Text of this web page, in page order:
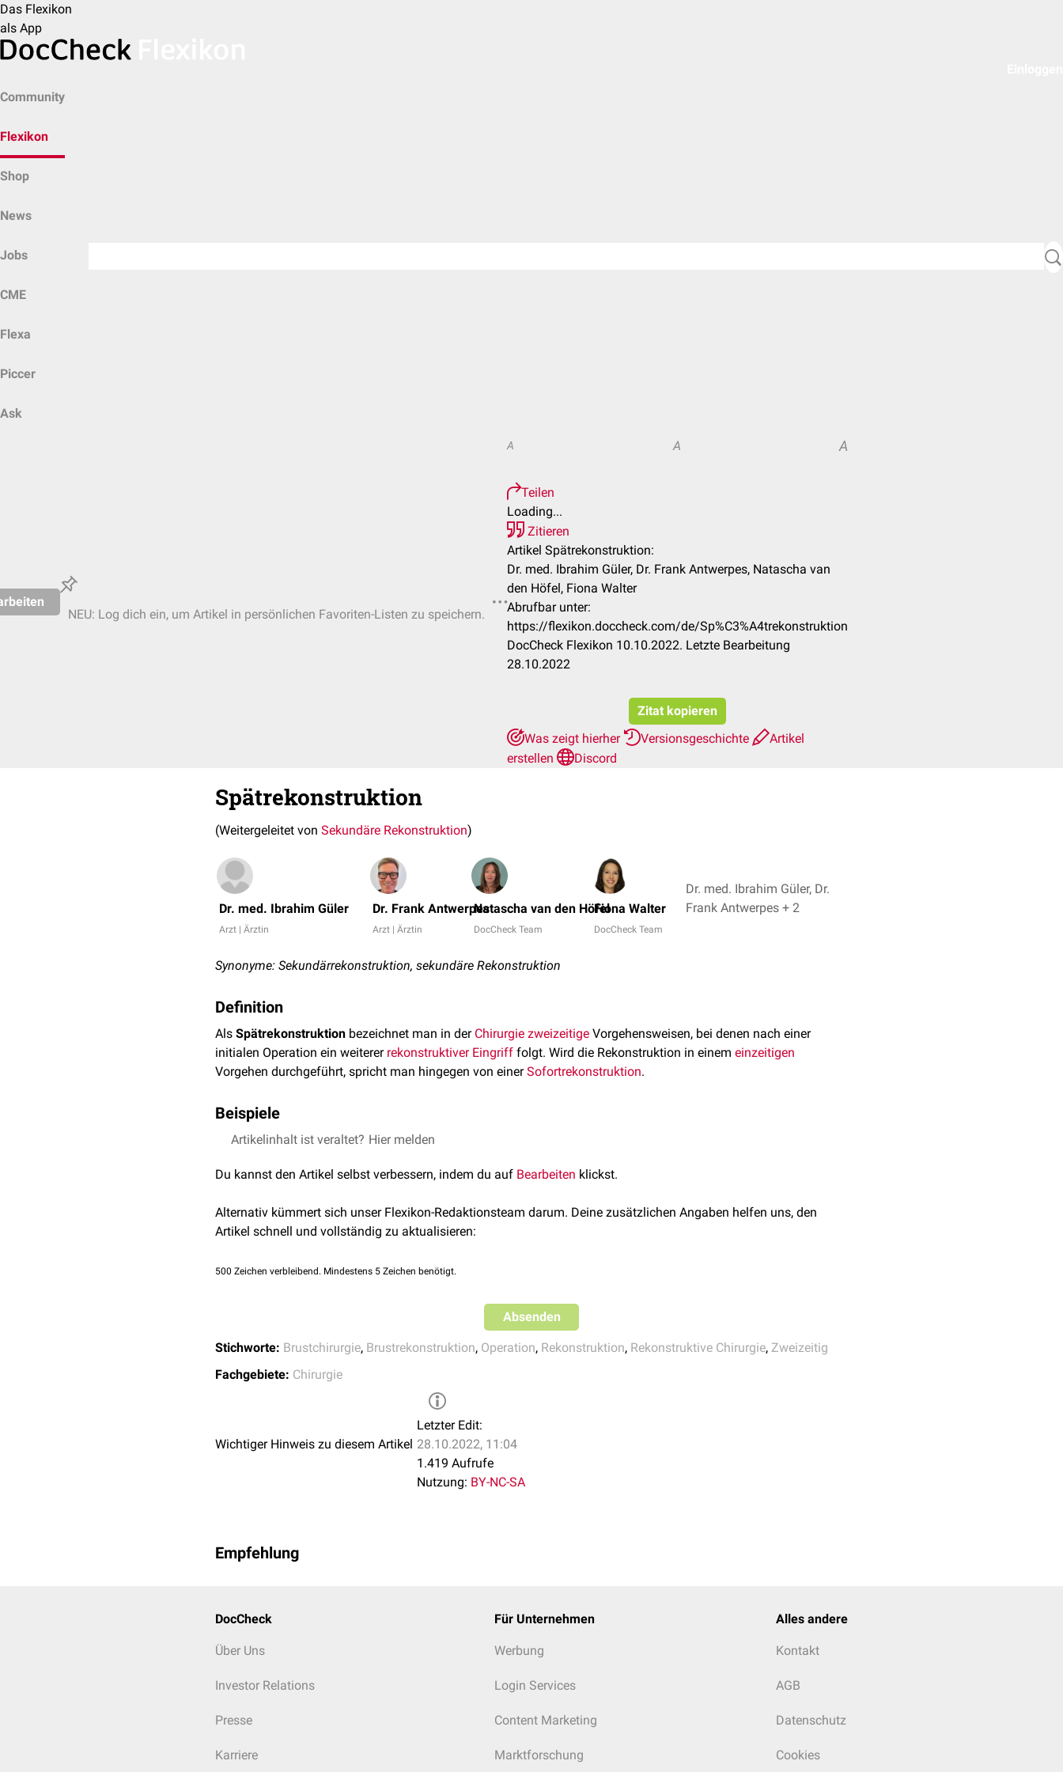
Das Flexikon
als App
Community
Flexikon
Shop
News
Jobs
CME
Flexa
Piccer
Ask
NEU: Log dich ein, um Artikel in persönlichen Favoriten-Listen zu speichern.
A A A
Teilen
Loading...
Zitieren
Artikel Spätrekonstruktion:
Dr. med. Ibrahim Güler, Dr. Frank Antwerpes, Natascha van
den Höfel, Fiona Walter
Abrufbar unter:
https://flexikon.doccheck.com/de/Sp%C3%A4trekonstruktion
DocCheck Flexikon 10.10.2022. Letzte Bearbeitung
28.10.2022
Zitat kopieren
Was zeigt hierher
Versionsgeschichte
Artikel
erstellen
Discord
Spätrekonstruktion
(Weitergeleitet von Sekundäre Rekonstruktion)
Dr. med. Ibrahim Güler
Arzt | Ärztin
Dr. Frank Antwerpes
Arzt | Ärztin
Natascha van den Höfel
DocCheck Team
Fiona Walter
DocCheck Team
Dr. med. Ibrahim Güler, Dr.
Frank Antwerpes + 2
Synonyme: Sekundärrekonstruktion, sekundäre Rekonstruktion
Definition
Als Spätrekonstruktion bezeichnet man in der Chirurgie zweizeitige Vorgehensweisen, bei denen nach einer
initialen Operation ein weiterer rekonstruktiver Eingriff folgt. Wird die Rekonstruktion in einem einzeitigen
Vorgehen durchgeführt, spricht man hingegen von einerSofortrekonstruktion.
Beispiele
Beispiele für eine Spätrekonstruktion sind zeitlich verzögerte Eingriffe nach
Spätrekonstruktion derBrustbei Zustand nachMastektomieaufgrund eines
Verlauf und nicht im selben Eingriff.
Artikelinhalt ist veraltet? Hier melden
Du kannst den Artikel selbst verbessern, indem du auf Bearbeiten klickst.
Alternativ kümmert sich unser Flexikon-Redaktionsteam darum. Deine zusätzlichen Angaben helfen uns, den
Artikel schnell und vollständig zu aktualisieren:
500 Zeichen verbleibend. Mindestens 5 Zeichen benötigt.
Absenden
Stichworte: Brustchirurgie, Brustrekonstruktion, Operation, Rekonstruktion, Rekonstruktive Chirurgie, Zweizeitig
Fachgebiete: Chirurgie
Wichtiger Hinweis zu diesem Artikel
Letzter Edit:
28.10.2022, 11:04
1.419 Aufrufe
Nutzung: BY-NC-SA
Empfehlung
DocCheck
Über Uns
Investor Relations
Presse
Karriere
Für Unternehmen
Werbung
Login Services
Content Marketing
Marktforschung
Alles andere
Kontakt
AGB
Datenschutz
Cookies